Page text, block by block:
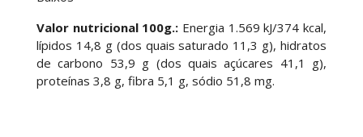
Valor nutricional 100g.: Energia 1.569 kJ/374 kcal,
lípidos 14,8 g (dos quais saturado 11,3 g), hidratos
de carbono 53,9 g (dos quais açúcares 41,1 g),
proteínas 3,8 g, fibra 5,1 g, sódio 51,8 mg.